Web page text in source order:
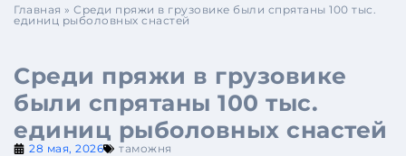
Главная » Среди пряжи в грузовике были спрятаны 100 тыс.
единиц рыболовных снастей
Среди пряжи в грузовике
были спрятаны 100 тыс.
единиц рыболовных снастей
28 мая, 2026 таможня